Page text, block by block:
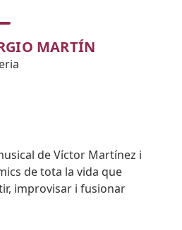
MARTÍN
de Víctor Martínez i
de tota la vida que
improvisar i fusionar